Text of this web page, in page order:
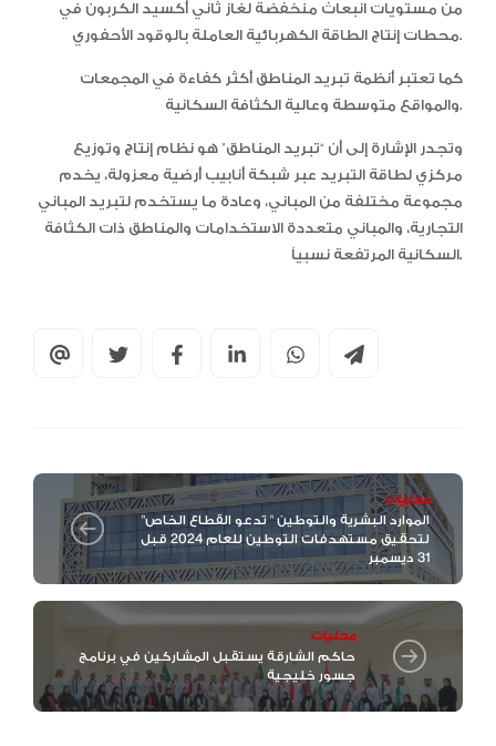
من مستويات انبعاث منخفضة لغاز ثاني أكسيد الكربون في
محطات إنتاج الطاقة الكهربائية العاملة بالوقود الأحفوري.
كما تعتبر أنظمة تبريد المناطق أكثر كفاءة في المجمعات
والمواقع متوسطة وعالية الكثافة السكانية.
وتجدر الإشارة إلى أن “تبريد المناطق” هو نظام إنتاج وتوزيع
مركزي لطاقة التبريد عبر شبكة أنابيب أرضية معزولة، يخدم
مجموعة مختلفة من المباني، وعادة ما يستخدم لتبريد المباني
التجارية، والمباني متعددة الاستخدامات والمناطق ذات الكثافة
السكانية المرتفعة نسبياً.
محليات
"الموارد البشرية والتوطين " تدعو القطاع الخاص
لتحقيق مستهدفات التوطين للعام 2024 قبل
31 ديسمبر
محليات
حاكم الشارقة يستقبل المشاركين في برنامج
جسور خليجية